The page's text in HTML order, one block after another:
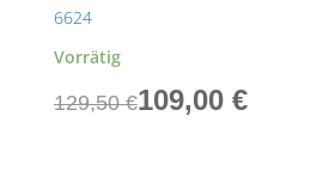
6624
Vorrätig
129,50€Ursprünglicher
109,00 €